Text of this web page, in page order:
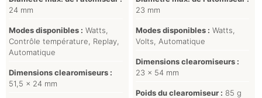
24 mm
Modes disponibles : Watts,
Contrôle température, Replay,
Automatique
Dimensions clearomiseurs :
51,5 x 24 mm
23 mm
Modes disponibles : Watts,
Volts, Automatique
Dimensions clearomiseurs :
23 x 54 mm
Poids du clearomiseur : 85 g